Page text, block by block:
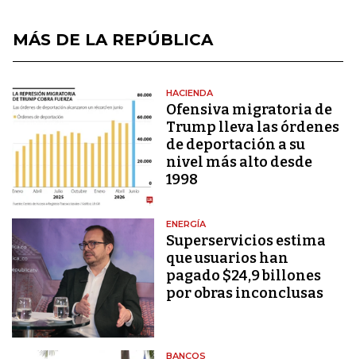
MÁS DE LA REPÚBLICA
HACIENDA
Ofensiva migratoria de
Trump lleva las órdenes
de deportación a su
nivel más alto desde
1998
ENERGÍA
Superservicios estima
que usuarios han
pagado $24,9 billones
por obras inconclusas
BANCOS